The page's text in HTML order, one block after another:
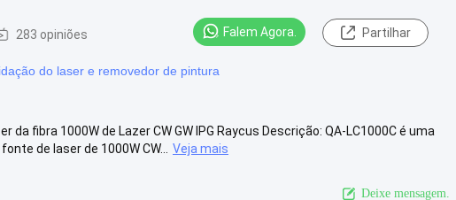
283 opiniões Falem Agora. Partilhar
do laser e removedor de pintura
fibra 1000W de Lazer CW GW IPG Raycus Descrição: QA-LC1000C é uma
de laser de 1000W CW...
Veja mais
Deixe mensagem.